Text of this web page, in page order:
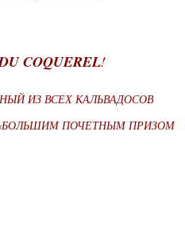
COQUEREL!
ИЗ ВСЕХ КАЛЬВАДОСОВ
ПОЧЕТНЫМ ПРИЗОМ